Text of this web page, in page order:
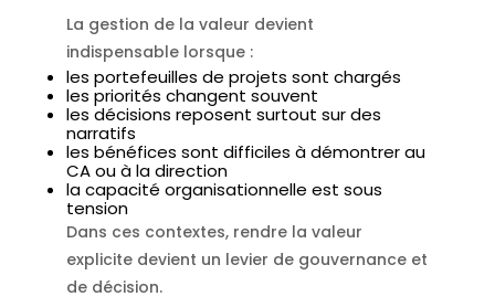
La gestion de la valeur devient
indispensable lorsque :
les portefeuilles de projets sont chargés
les priorités changent souvent
les décisions reposent surtout sur des
narratifs
les bénéfices sont difficiles à démontrer au
CA ou à la direction
la capacité organisationnelle est sous
tension
Dans ces contextes, rendre la valeur
explicite devient un levier de gouvernance et
de décision.